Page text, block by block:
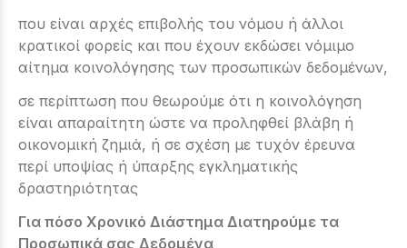
που είναι αρχές επιβολής του νόμου ή άλλοι
κρατικοί φορείς και που έχουν εκδώσει νόμιμο
αίτημα κοινολόγησης των προσωπικών δεδομένων,
σε περίπτωση που θεωρούμε ότι η κοινολόγηση
είναι απαραίτητη ώστε να προληφθεί βλάβη ή
οικονομική ζημιά, ή σε σχέση με τυχόν έρευνα
περί υποψίας ή ύπαρξης εγκληματικής
δραστηριότητας
Για πόσο Χρονικό Διάστημα Διατηρούμε τα
Προσωπικά σας Δεδομένα